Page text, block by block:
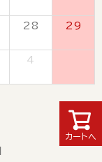
カートへ
28 29
4